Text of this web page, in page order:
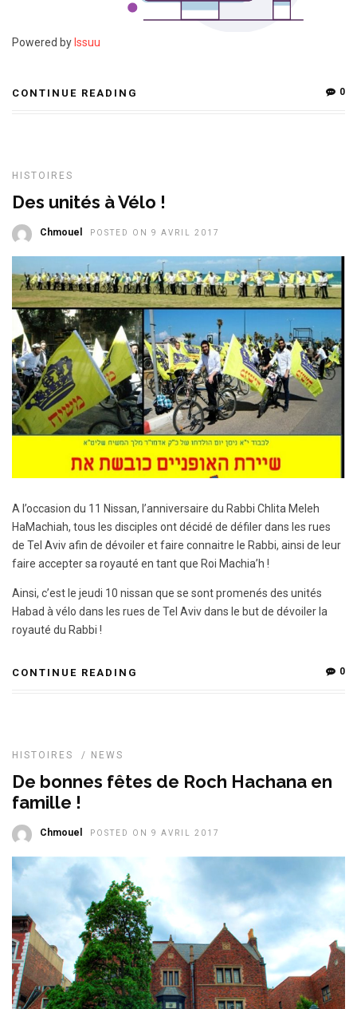
Powered by Issuu
CONTINUE READING 0
HISTOIRES
Des unités à Vélo !
Chmouel POSTED ON 9 AVRIL 2017
A l’occasion du 11 Nissan, l’anniversaire du Rabbi Chlita Meleh
HaMachiah, tous les disciples ont décidé de défiler dans les rues
de Tel Aviv afin de dévoiler et faire connaitre le Rabbi, ainsi de leur
faire accepter sa royauté en tant que Roi Machia’h !
Ainsi, c’est le jeudi 10 nissan que se sont promenés des unités
Habad à vélo dans les rues de Tel Aviv dans le but de dévoiler la
royauté du Rabbi !
CONTINUE READING 0
HISTOIRES / NEWS
De bonnes fêtes de Roch Hachana en
famille !
Chmouel POSTED ON 9 AVRIL 2017